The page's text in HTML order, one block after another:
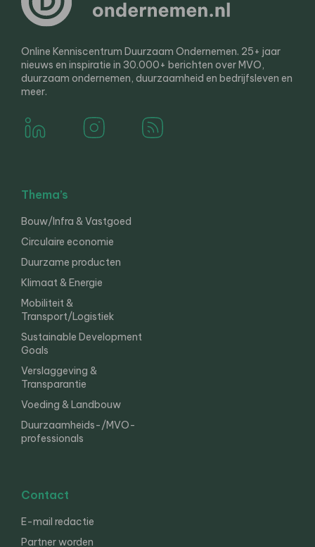
Online Kenniscentrum Duurzaam Ondernemen. 25+ jaar
nieuws en inspiratie in 30.000+ berichten over MVO,
duurzaam ondernemen, duurzaamheid en bedrijfsleven en
meer.
Thema’s
Bouw/Infra & Vastgoed
Circulaire economie
Duurzame producten
Klimaat & Energie
Mobiliteit &
Transport/Logistiek
Sustainable Development
Goals
Verslaggeving &
Transparantie
Voeding & Landbouw
Duurzaamheids-/MVO-
professionals
Contact
E-mail redactie
Partner worden